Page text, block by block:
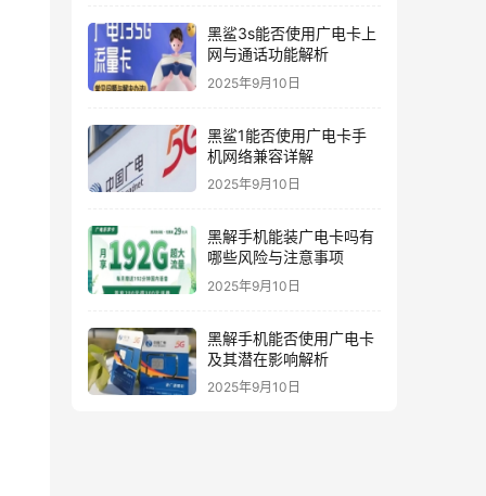
黑鲨3s能否使用广电卡上
网与通话功能解析
2025年9月10日
黑鲨1能否使用广电卡手
机网络兼容详解
2025年9月10日
黑解手机能装广电卡吗有
哪些风险与注意事项
2025年9月10日
黑解手机能否使用广电卡
及其潜在影响解析
2025年9月10日